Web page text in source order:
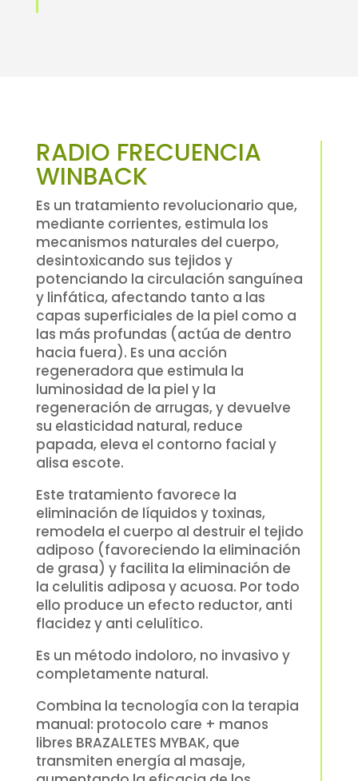
RADIO FRECUENCIA
WINBACK
Es un tratamiento revolucionario que,
mediante corrientes, estimula los
mecanismos naturales del cuerpo,
desintoxicando sus tejidos y
potenciando la circulación sanguínea
y linfática, afectando tanto a las
capas superficiales de la piel como a
las más profundas (actúa de dentro
hacia fuera). Es una acción
regeneradora que estimula la
luminosidad de la piel y la
regeneración de arrugas, y devuelve
su elasticidad natural, reduce
papada, eleva el contorno facial y
alisa escote.
Este tratamiento favorece la
eliminación de líquidos y toxinas,
remodela el cuerpo al destruir el tejido
adiposo (favoreciendo la eliminación
de grasa) y facilita la eliminación de
la celulitis adiposa y acuosa. Por todo
ello produce un efecto reductor, anti
flacidez y anti celulítico.
Es un método indoloro, no invasivo y
completamente natural.
Combina la tecnología con la terapia
manual: protocolo care + manos
libres BRAZALETES MYBAK, que
transmiten energía al masaje,